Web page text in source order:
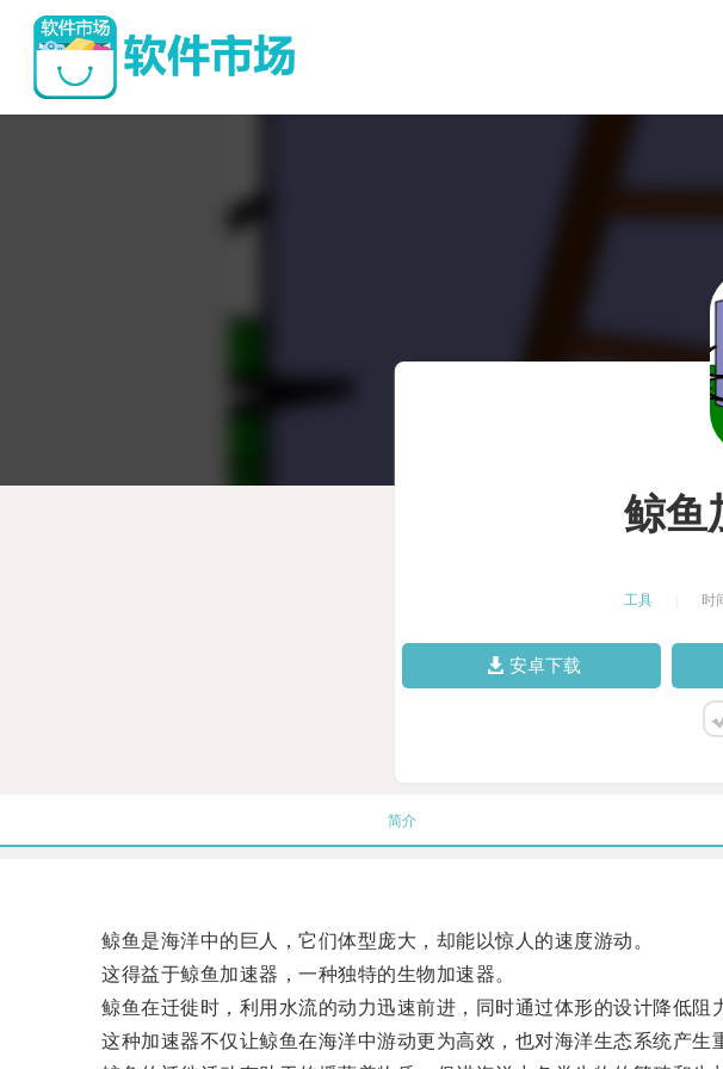
鲸鱼
工具 时
安卓下载
简介
鲸鱼是海洋中的巨人，它们体型庞大，却能以惊人的速度游动。
这得益于鲸鱼加速器，一种独特的生物加速器。
鲸鱼在迁徙时，利用水流的动力迅速前进，同时通过体形的设计降低阻
这种加速器不仅让鲸鱼在海洋中游动更为高效，也对海洋生态系统产生